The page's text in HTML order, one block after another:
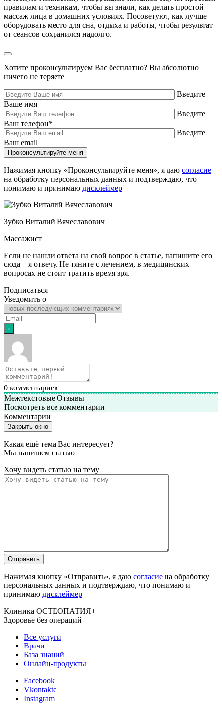
правилам и техникам, чтобы вы знали, как делать простой
массаж лица в домашних условиях. Посоветуют, как лучше
оборудовать место для сна, отдыха и работы, чтобы результат
от сеансов сохранился надолго.
Хотите проконсультируем Вас бесплатно? Вы абсолютно
ничего не теряете
Введите
Ваше имя
Введите
Ваш телефон*
Введите
Ваш email
Нажимая кнопку «Проконсультируйте меня», я даю согласие
на обработку персональных данных и подтверждаю, что
понимаю и принимаю дисклеймер
Зубко Виталий Вячеславович
Массажист
Если не нашли ответа на свой вопрос в статье, напишите его
сюда ‒ я отвечу. Не тяните с лечением, в медицинских
вопросах не стоит тратить время зря.
Подписаться
Уведомить о
0 комментариев
Межтекстовые Отзывы
Посмотреть все комментарии
Комментарии
Закрыть окно
Какая ещё тема Вас интересует?
Мы напишем статью
Хочу видеть статью на тему
Нажимая кнопку «Отправить», я даю согласие на обработку
персональных данных и подтверждаю, что понимаю и
принимаю дисклеймер
Клиника ОСТЕОПАТИЯ+
Здоровье без операций
Все услуги
Врачи
База знаний
Онлайн-продукты
Facebook
Vkontakte
Instagram